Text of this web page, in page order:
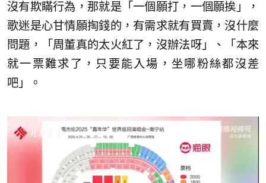
沒有欺瞞行為，那就是「一個願打，一個願挨」，
歌迷是心甘情願掏錢的，有需求就有買賣，沒什麼
問題，「周董真的太火紅了，沒辦法呀」、「本來
就一票難求了，只要能入場，坐哪粉絲都沒差
吧」。